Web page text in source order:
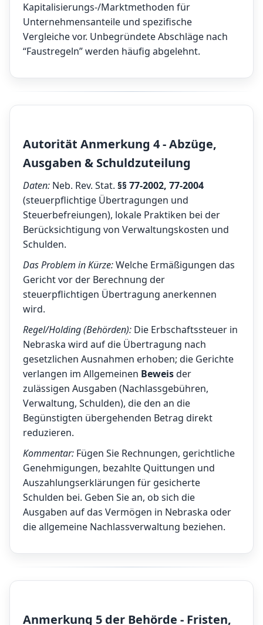
Kapitalisierungs-/Marktmethoden für
Unternehmensanteile und spezifische
Vergleiche vor. Unbegründete Abschläge nach
“Faustregeln” werden häufig abgelehnt.
Autorität Anmerkung 4 - Abzüge,
Ausgaben & Schuldzuteilung
Daten: Neb. Rev. Stat. §§ 77-2002, 77-2004
(steuerpflichtige Übertragungen und
Steuerbefreiungen), lokale Praktiken bei der
Berücksichtigung von Verwaltungskosten und
Schulden.
Das Problem in Kürze:Welche Ermäßigungen das
Gericht vor der Berechnung der
steuerpflichtigen Übertragung anerkennen
wird.
Regel/Holding (Behörden): Die Erbschaftssteuer in
Nebraska wird auf die Übertragung nach
gesetzlichen Ausnahmen erhoben; die Gerichte
verlangen im Allgemeinen Beweisder
zulässigen Ausgaben (Nachlassgebühren,
Verwaltung, Schulden), die den an die
Begünstigten übergehenden Betrag direkt
reduzieren.
Kommentar: Fügen Sie Rechnungen, gerichtliche
Genehmigungen, bezahlte Quittungen und
Auszahlungserklärungen für gesicherte
Schulden bei. Geben Sie an, ob sich die
Ausgaben auf das Vermögen in Nebraska oder
die allgemeine Nachlassverwaltung beziehen.
Anmerkung 5 der Behörde - Fristen,